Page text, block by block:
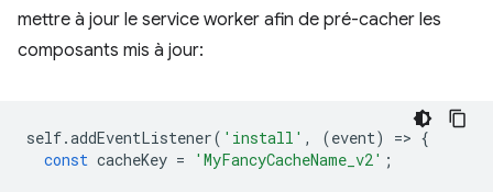
mettre à jour le service worker afin de pré-cacher les
composants mis à jour:
self.addEventListener( 'install' , (event) => {
const cacheKey = 'MyFancyCacheName_v2' ;